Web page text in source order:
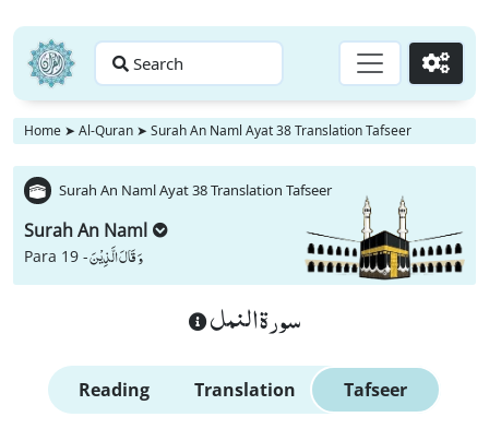
Search Go
Home ➤ Al-Quran ➤ Surah An Naml Ayat 38 Translation Tafseer
Surah An Naml Ayat 38 Translation Tafseer
Surah An Naml
Para 19 -وَ قَالَ الَّذِیْنَ
سورة النمل
Reading Translation Tafseer